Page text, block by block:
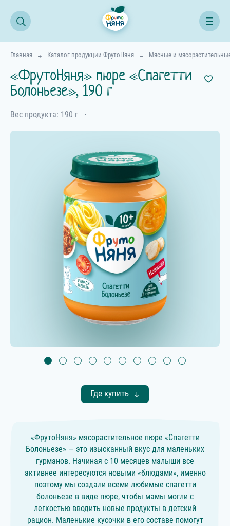
Главная Каталог продукции ФрутоНяня Мясные и
«ФрутоНяня» пюре «Спагетти
Болоньезе», 190 г
Вес продукта: 190 г ⋅
Где купить
«ФрутоНяня» мясорастительное пюре «Спагетти
Болоньезе» — это изысканный вкус для маленьких
гурманов. Начиная с 10 месяцев малыши все
активнее интересуются новыми «блюдами», именно
поэтому мы создали всеми любимые спагетти
болоньезе в виде пюре, чтобы мамы могли с
легкостью вводить новые продукты в детский
рацион. Маленькие кусочки в его составе помогут